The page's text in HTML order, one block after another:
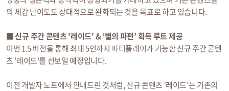
의 체감 난이도도 상대적으로 완화되는 것을 목표로 하고 있습니다.
■ 신규 주간 콘텐츠 '레이드' & ‘별의 파편’ 획득 루트 제공
이번 1.5 버전을 통해 최대 5인까지 파티플레이가 가능한 신규 주간 콘텐
츠 '레이드'를 선보일 예정입니다.
이전 개발자 노트에서 안내드린 것처럼, 신규 콘텐츠 ‘레이드’는 기존의